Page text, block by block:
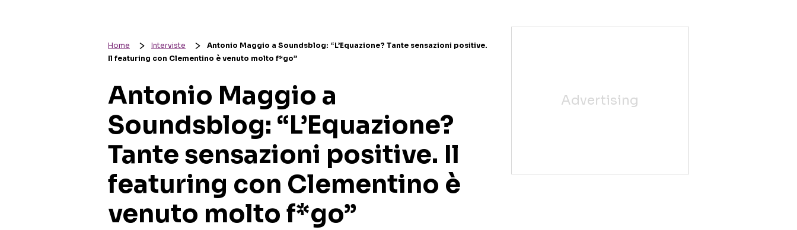
Home Interviste
Antonio Maggio a Soundsblog: “L’Equazione? Tante sensazioni positive.
Il featuring con Clementino è venuto molto f*go”
Antonio Maggio a
Soundsblog: “L’Equazione?
Tante sensazioni positive. Il
featuring con Clementino è
venuto molto f*go”